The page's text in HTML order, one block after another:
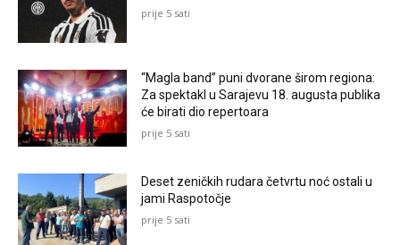
prije 5 sati
“Magla band” puni dvorane širom regiona:
Za spektakl u Sarajevu 18. augusta publika
će birati dio repertoara
prije 5 sati
Deset zeničkih rudara četvrtu noć ostali u
jami Raspotočje
prije 5 sati